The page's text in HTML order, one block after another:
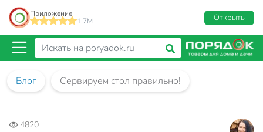
Приложение
1.7M
Открыть
Блог Сервируем стол правильно!
4820